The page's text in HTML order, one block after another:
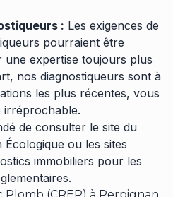
: Les exigences de
pourraient être
expertise toujours plus
nos diagnostiqueurs sont à
les plus récentes, vous
irréprochable.
de consulter le site du
ou les sites
immobiliers pour les